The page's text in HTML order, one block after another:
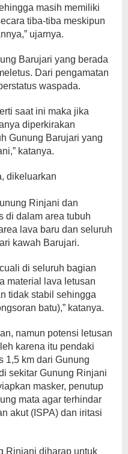
masih memiliki
tiba-tiba meskipun
ujarnya.
Barujari yang berada
Dari pengamatan
waspada.
saat ini maka jika
diperkirakan
Gunung Barujari yang
katanya.
dikeluarkan
Rinjani dan
di dalam area tubuh
lava baru dan seluruh
kawah Barujari.
di seluruh bagian
material lava letusan
tidak stabil sehingga
batu),” katanya.
namun potensi letusan
karena itu pendaki
1,5 km dari Gunung
sekitar Gunung Rinjani
masker, penutup
mata agar terhindar
akut (ISPA) dan iritasi
Rinjani diharap untuk